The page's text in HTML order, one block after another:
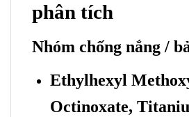
phân tích
Nhóm chống nắng /
Ethylhexyl
Octinoxate,